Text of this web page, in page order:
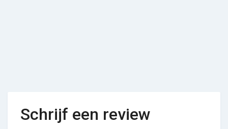
Schrijf een review